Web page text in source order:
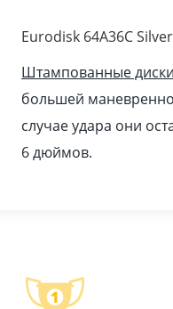
Eurodisk 64A36C
Штампованные диски
большей
случае удара они
6 дюймов.